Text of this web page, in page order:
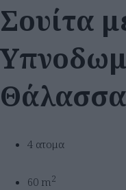
Σουίτα
Θάλασσα
4 ατομα
60 m2